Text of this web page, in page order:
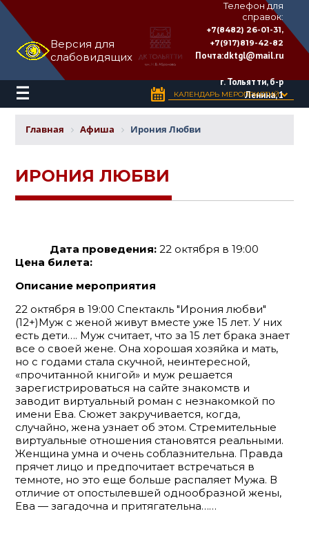
Версия для
слабовидящих
ДВОРЕЦ
КУЛЬТУРЫ
«ТОЛЬЯТТИ»
имени
Телефон для
справок:
+7(8482) 26-01-31,
+7(917)819-42-82
Почта:dktgl@mail.ru
г. Тольятти, б-р
Ленина, 1
КАЛЕНДАРЬ МЕРОПРИЯТИЙ
Главная Афиша Ирония Любви
ИРОНИЯ ЛЮБВИ
Дата проведения: 22 октября в 19:00
Цена билета:
Описание мероприятия
22 октября в 19:00 Спектакль "Ирония любви"
(12+)Муж с женой живут вместе уже 15 лет. У них
есть дети…. Муж считает, что за 15 лет брака знает
все о своей жене. Она хорошая хозяйка и мать,
но с годами стала скучной, неинтересной,
«прочитанной книгой» и муж решается
зарегистрироваться на сайте знакомств и
заводит виртуальный роман с незнакомкой по
имени Ева. Сюжет закручивается, когда,
случайно, жена узнает об этом. Стремительные
виртуальные отношения становятся реальными.
Женщина умна и очень соблазнительна. Правда
прячет лицо и предпочитает встречаться в
темноте, но это еще больше распаляет Мужа. В
отличие от опостылевшей однообразной жены,
Ева — загадочна и притягательна……